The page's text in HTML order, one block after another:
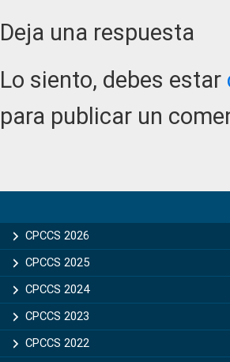
Reader
Interactions
Deja una respuesta
Lo siento, debes estar
para publicar un
Sidebar
CPCCS 2026
CPCCS 2025
CPCCS 2024
CPCCS 2023
CPCCS 2022